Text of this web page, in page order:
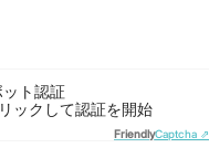
ト認証
ックして認証を開始
FriendlyCaptcha ⇗